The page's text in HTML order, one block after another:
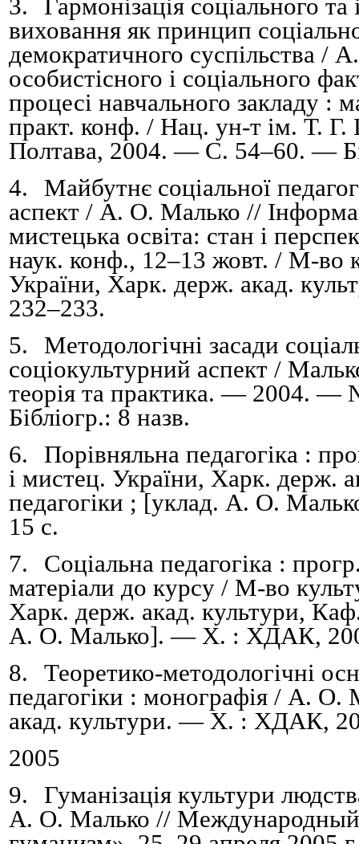
3.
Гармонізація соціального та
виховання як принцип
демократичного суспільства /
особистісного і соціального
процесі навчального закладу : м
практ. конф. / Нац. ун-т ім. Т. Г.
Полтава, 2004. — С. 54–60. —
4.
Майбутнє соціальної
аспект / А. О. Малько //
мистецька освіта: стан і
наук. конф., 12–13 жовт. / М-во
України, Харк. держ. акад.
232–233.
5.
Методологічні засади
соціокультурний аспект /
теорія та практика. — 2004.
Бібліогр.: 8 назв.
6.
Порівняльна педагогіка :
і мистец. України, Харк. держ.
педагогіки ; [уклад. А. О.
15 с.
7.
Соціальна педагогіка :
матеріали до курсу / М-во
Харк. держ. акад. культури,
А. О. Малько]. — Х. : ХДАК,
8.
Теоретико-методологічні
педагогіки : монографія / А. О.
акад. культури. — Х. : ХДАК,
2005
9.
Гуманізація культури
А. О. Малько //